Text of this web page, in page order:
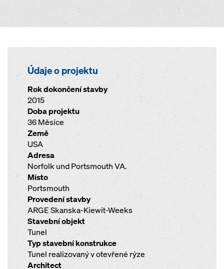
Údaje o projektu
Rok dokončení stavby
2015
Doba projektu
36 Měsíce
Země
USA
Adresa
Norfolk und Portsmouth VA.
Místo
Portsmouth
Provedení stavby
ARGE Skanska-Kiewit-Weeks
Stavební objekt
Tunel
Typ stavební konstrukce
Tunel realizovaný v otevřené rýze
Architect